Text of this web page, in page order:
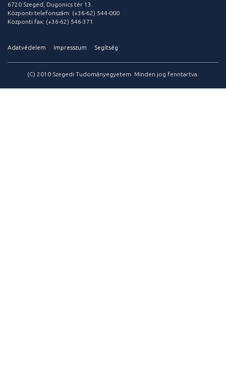
6720 Szeged, Dugonics tér 13.
Központi telefonszám: (+36-62) 544-000
Központi fax: (+36-62) 546-371
Adatvédelem Impresszum Segítség
(C) 2010 Szegedi Tudományegyetem. Minden jog fenntartva.